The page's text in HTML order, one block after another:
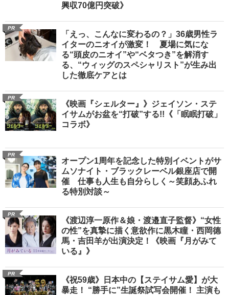
興収70億円突破》
PR
「えっ、こんなに変わるの？」36歳男性ラ
イターのニオイが激変！ 夏場に気にな
る“頭皮のニオイ”や“ベタつき”を解消す
る、“ウィッグのスペシャリスト”が生み出
した徹底ケアとは
PR
《映画『シェルター』》ジェイソン・ステ
イサムがお盆を“打破”する!!《「眠眠打破」
コラボ》
PR
オープン1周年を記念した特別イベントがサ
ムソナイト・ブラックレーベル銀座店で開
催 仕事も人生も自分らしく～笑顔あふれ
る特別対談～
PR
《渡辺淳一原作＆娘・渡邉直子監督》“女性
の性”を真摯に描く意欲作に黒木瞳・西岡德
馬・吉田羊が出演決定！《映画『月がみて
いる』》
PR
《祝59歳》日本中の【ステイサム愛】が大
暴走！ “勝手に”生誕祭試写会開催！ 主演も